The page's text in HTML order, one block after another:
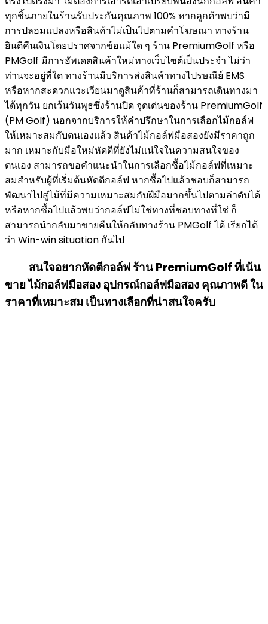
ทุกชิ้นภายในร้านรับประกันคุณภาพ 100% หากลูกค้าพบว่ามี
การปลอมแปลงหรือสินค้าไม่เป็นไปตามคำโฆษณา ทางร้าน
ยินดีคืนเงินโดยปราศจากข้อแม้ใด ๆ ร้าน PremiumGolf หรือ
PMGolf มีการอัพเดตสินค้าใหม่ทางเว็บไซต์เป็นประจำ ไม่ว่า
ท่านจะอยู่ที่ใด ทางร้านมีบริการส่งสินค้าทางไปรษณีย์ EMS
หรือหากสะดวกแวะเวียนมาดูสินค้าที่ร้านก็สามารถเดินทางมา
ได้ทุกวัน ยกเว้นวันพุธซึ่งร้านปิด จุดเด่นของร้าน PremiumGolf
(PM Golf) นอกจากบริการให้คำปรึกษาในการเลือกไม้กอล์ฟ
ให้เหมาะสมกับตนเองแล้ว สินค้าไม้กอล์ฟมือสองยังมีราคาถูก
มาก เหมาะกับมือใหม่หัดตีที่ยังไม่แน่ใจในความสนใจของ
ตนเอง สามารถขอคำแนะนำในการเลือกซื้อไม้กอล์ฟที่เหมาะ
สมสำหรับผู้ที่เริ่มต้นหัดตีกอล์ฟ หากซื้อไปแล้วชอบก็สามารถ
พัฒนาไปสู่ไม้ที่มีความเหมาะสมกับฝีมือมากขึ้นไปตามลำดับได้
หรือหากซื้อไปแล้วพบว่ากอล์ฟไม่ใช่ทางที่ชอบทางที่ใช่ ก็
สามารถนำกลับมาขายคืนให้กลับทางร้าน PMGolf ได้ เรียกได้
ว่า Win-win situation กันไป
สนใจอยากหัดตีกอล์ฟ ร้านPremiumGolf ที่เน้น
ขาย ไม้กอล์ฟมือสอง อุปกรณ์กอล์ฟมือสอง คุณภาพดี ใน
ราคาที่เหมาะสม เป็นทางเลือกที่น่าสนใจครับ